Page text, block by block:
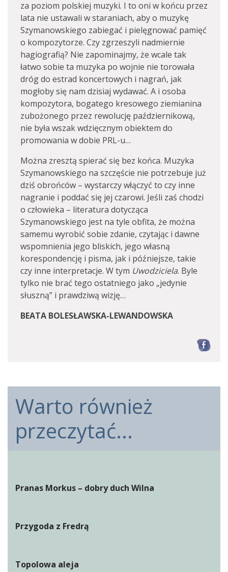
za poziom polskiej muzyki. I to oni w końcu przez
lata nie ustawali w staraniach, aby o muzykę
Szymanowskiego zabiegać i pielęgnować pamięć
o kompozytorze. Czy zgrzeszyli nadmiernie
hagiografią? Nie zapominajmy, że wcale tak
łatwo sobie ta muzyka po wojnie nie torowała
dróg do estrad koncertowych i nagrań, jak
mogłoby się nam dzisiaj wydawać. A i osoba
kompozytora, bogatego kresowego ziemianina
zubożonego przez rewolucję październikową,
nie była wszak wdzięcznym obiektem do
promowania w dobie PRL-u…
Można zresztą spierać się bez końca. Muzyka
Szymanowskiego na szczęście nie potrzebuje już
dziś obrońców – wystarczy włączyć to czy inne
nagranie i poddać się jej czarowi. Jeśli zaś chodzi
o człowieka – literatura dotycząca
Szymanowskiego jest na tyle obfita, że można
samemu wyrobić sobie zdanie, czytając i dawne
wspomnienia jego bliskich, jego własną
korespondencję i pisma, jak i późniejsze, takie
czy inne interpretacje. W tym Uwodziciela. Byle
tylko nie brać tego ostatniego jako „jedynie
słuszną” i prawdziwą wizję…
BEATA BOLESŁAWSKA-LEWANDOWSKA
Warto również
przeczytać...
Pranas Morkus – dobry duch Wilna
Przygoda z Fredrą
Topolowa aleja